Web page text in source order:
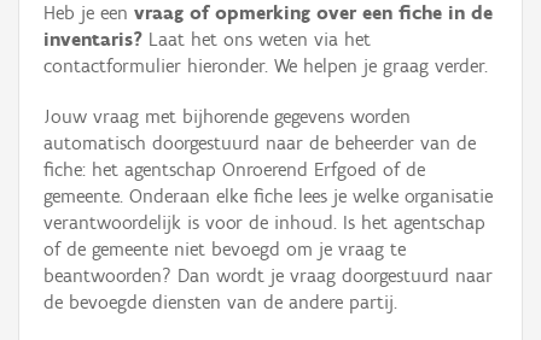
Erfgoedobject
Aanduidingsobject
Waarneming
Thema
Gebeurtenis
Persoon of collectief
Heb je een vraag of opmerking over een fiche in de
inventaris? Laat het ons weten via het
contactformulier hieronder. We helpen je graag verder.
Jouw vraag met bijhorende gegevens worden
automatisch doorgestuurd naar de beheerder van de
fiche: het agentschap Onroerend Erfgoed of de
gemeente. Onderaan elke fiche lees je welke organisatie
verantwoordelijk is voor de inhoud. Is het agentschap
of de gemeente niet bevoegd om je vraag te
beantwoorden? Dan wordt je vraag doorgestuurd naar
de bevoegde diensten van de andere partij.